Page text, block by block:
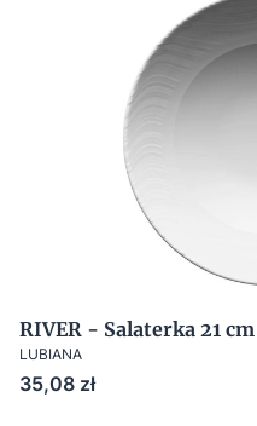
RIVER - Salaterka 21 cm
LUBIANA
Cena
35,08 zł